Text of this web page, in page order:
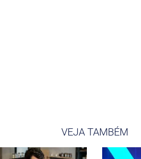
VEJA TAMBÉM